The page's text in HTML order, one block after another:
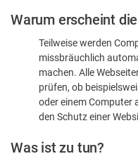
Bitte
dass
sind
Warum erscheint
Teilweise werden
missbräuchlich
machen. Alle
prüfen, ob
oder einem Computer
den Schutz einer
Was ist zu tun?